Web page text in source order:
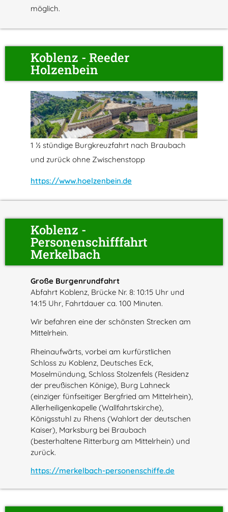
möglich.
Koblenz - Reeder
Holzenbein
1 ½ stündige Burgkreuzfahrt nach Braubach
und zurück ohne Zwischenstopp
https://www.hoelzenbein.de
Koblenz -
Personenschifffahrt
Merkelbach
Große Burgenrundfahrt
Abfahrt Koblenz, Brücke Nr. 8: 10:15 Uhr und
14:15 Uhr, Fahrtdauer ca. 100 Minuten.
Wir befahren eine der schönsten Strecken am
Mittelrhein.
Rheinaufwärts, vorbei am kurfürstlichen
Schloss zu Koblenz, Deutsches Eck,
Moselmündung, Schloss Stolzenfels (Residenz
der preußischen Könige), Burg Lahneck
(einziger fünfseitiger Bergfried am Mittelrhein),
Allerheiligenkapelle (Wallfahrtskirche),
Königsstuhl zu Rhens (Wahlort der deutschen
Kaiser), Marksburg bei Braubach
(besterhaltene Ritterburg am Mittelrhein) und
zurück.
https://merkelbach-personenschiffe.de